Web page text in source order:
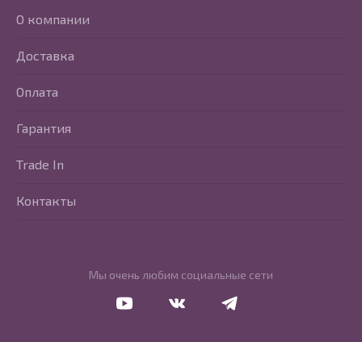
Мы очень любим социальные сети
О компании
Доставка
Оплата
Гарантия
Trade In
Контакты